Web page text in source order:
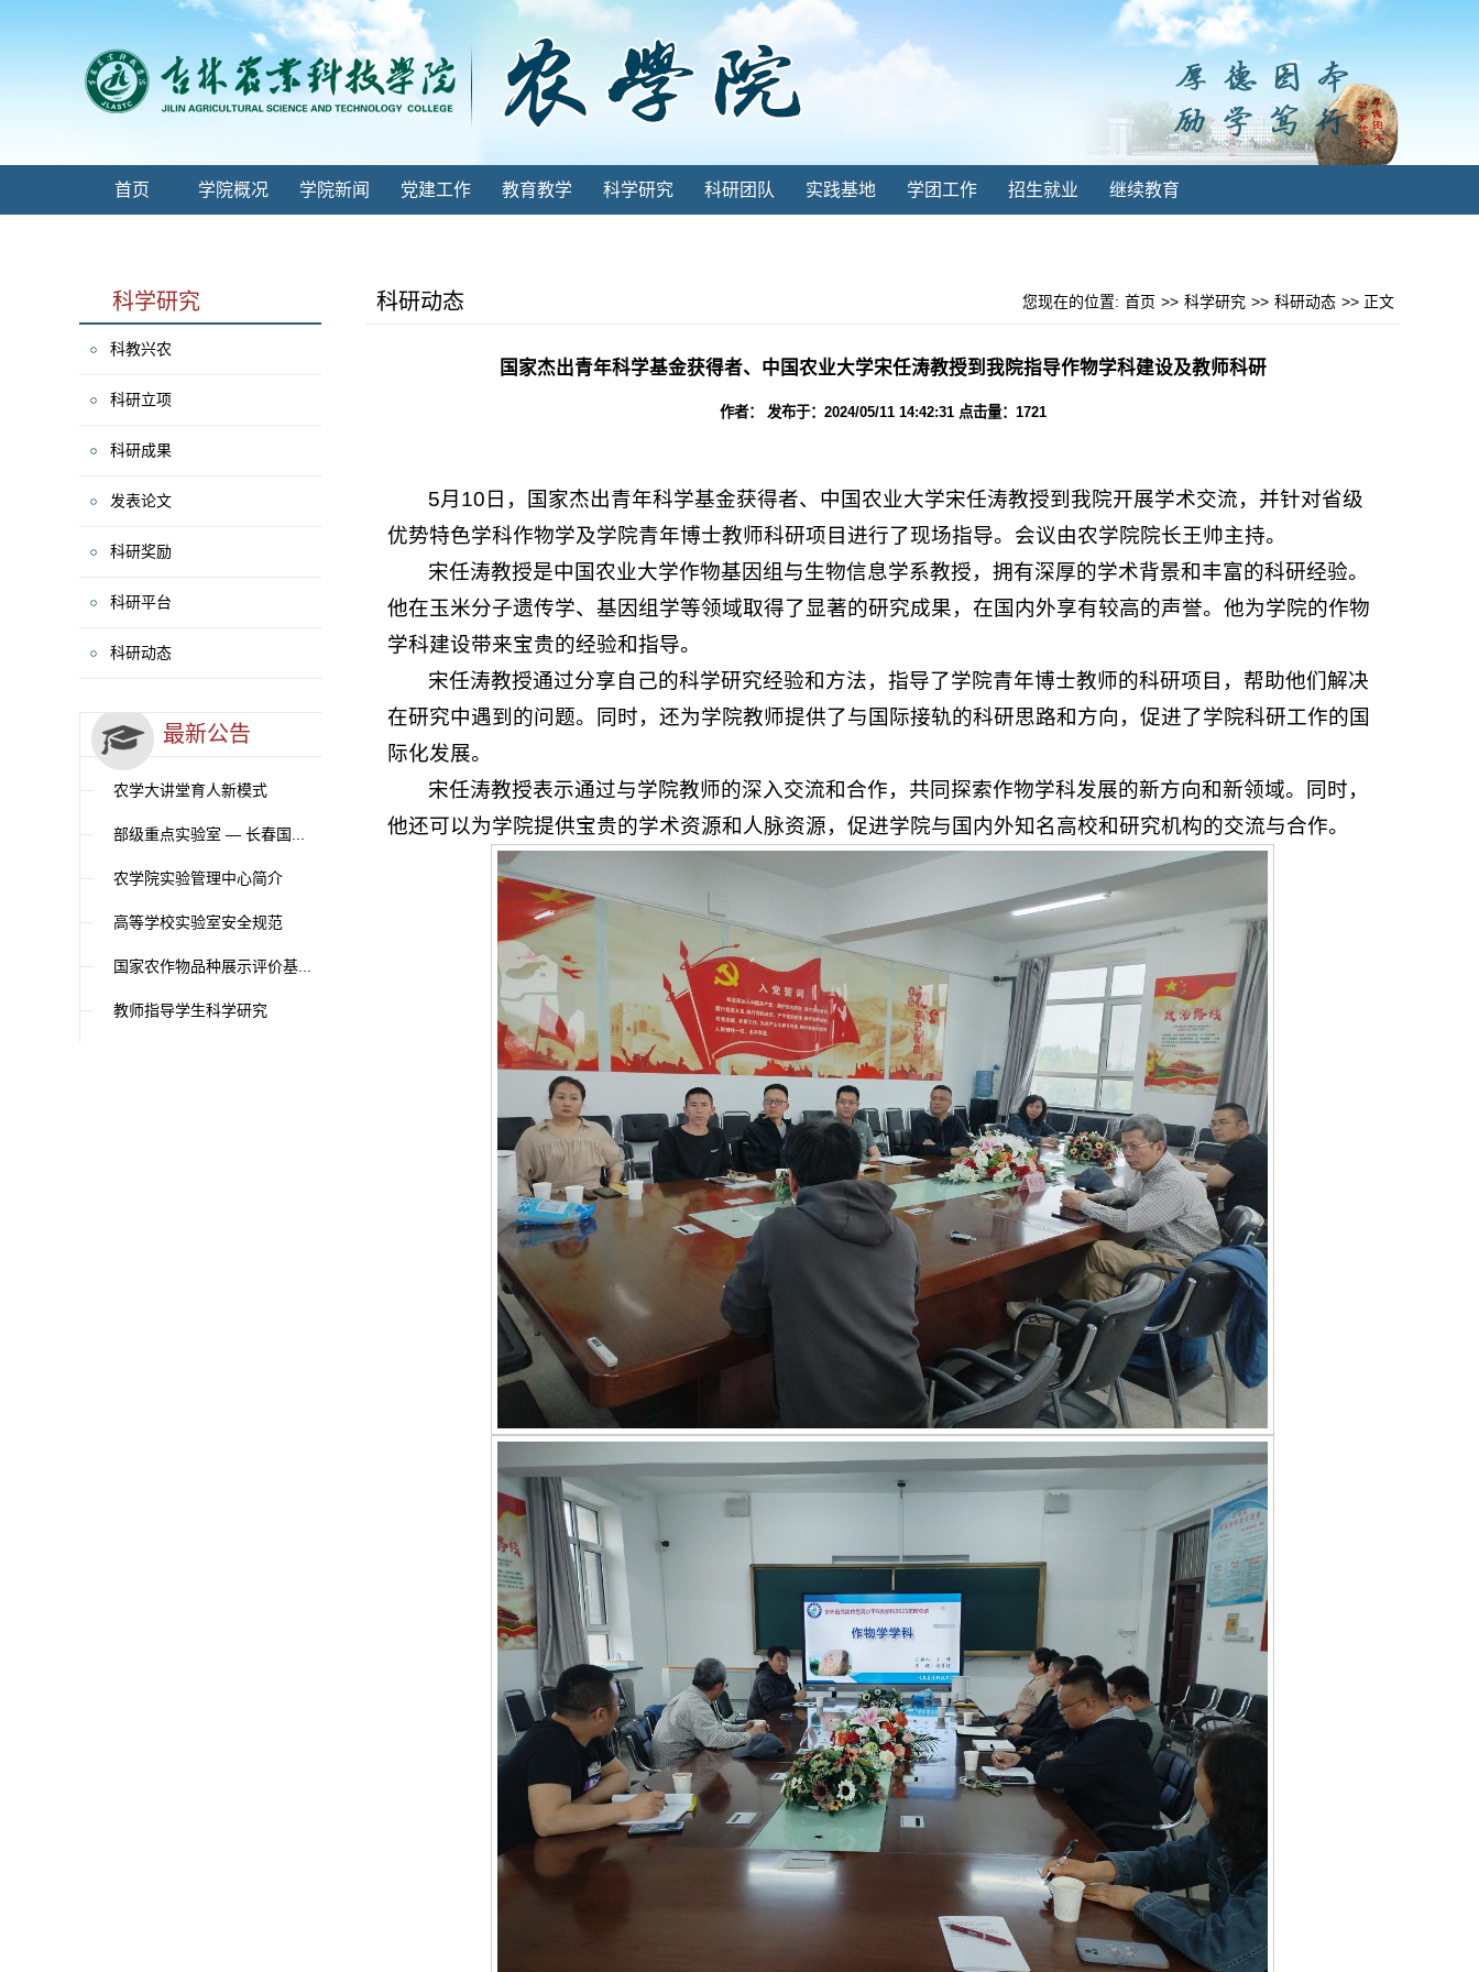
首页 学院概况 学院新闻 党建工作 教育教学 科学研究 科研团队 实践基地 学团工作 招生就业 继续教育
科学研究
科教兴农
科研立项
科研成果
发表论文
科研奖励
科研平台
科研动态
最新公告
农学大讲堂育人新模式
部级重点实验室 — 长春国...
农学院实验管理中心简介
高等学校实验室安全规范
国家农作物品种展示评价基...
教师指导学生科学研究
科研动态 您现在的位置: 首页 >> 科学研究 >> 科研动态 >> 正文
国家杰出青年科学基金获得者、中国农业大学宋任涛教授到我院指导作物学科建设及教师科研
作者： 发布于：2024/05/11 14:42:31 点击量： 1721
5月10日，国家杰出青年科学基金获得者、中国农业大学宋任涛教授到我院开展学术交流，并针对省级
优势特色学科作物学及学院青年博士教师科研项目进行了现场指导。会议由农学院院长王帅主持。
宋任涛教授是中国农业大学作物基因组与生物信息学系教授，拥有深厚的学术背景和丰富的科研经验。
他在玉米分子遗传学、基因组学等领域取得了显著的研究成果，在国内外享有较高的声誉。他为学院的作物
学科建设带来宝贵的经验和指导。
宋任涛教授通过分享自己的科学研究经验和方法，指导了学院青年博士教师的科研项目，帮助他们解决
在研究中遇到的问题。同时，还为学院教师提供了与国际接轨的科研思路和方向，促进了学院科研工作的国
际化发展。
宋任涛教授表示通过与学院教师的深入交流和合作，共同探索作物学科发展的新方向和新领域。同时，
他还可以为学院提供宝贵的学术资源和人脉资源，促进学院与国内外知名高校和研究机构的交流与合作。